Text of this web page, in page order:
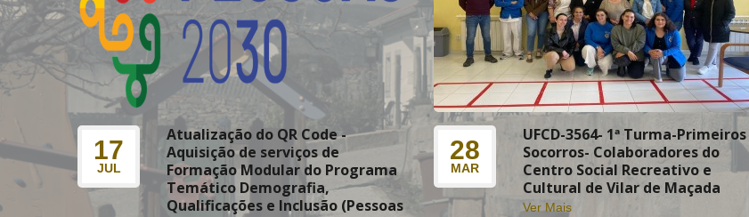
17
JUL
Atualização do QR Code -
Aquisição de serviços de
Formação Modular do Programa
Temático Demografia,
Qualificações e Inclusão (Pessoas
28
MAR
UFCD-3564- 1ª Turma-Primeiros
Socorros- Colaboradores do
Centro Social Recreativo e
Cultural de Vilar de Maçada
Ver Mais